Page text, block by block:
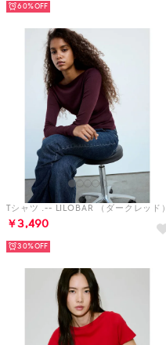
60%
Tシャツ .-- LILOBAR （ダークレッド）
￥3,490
30%